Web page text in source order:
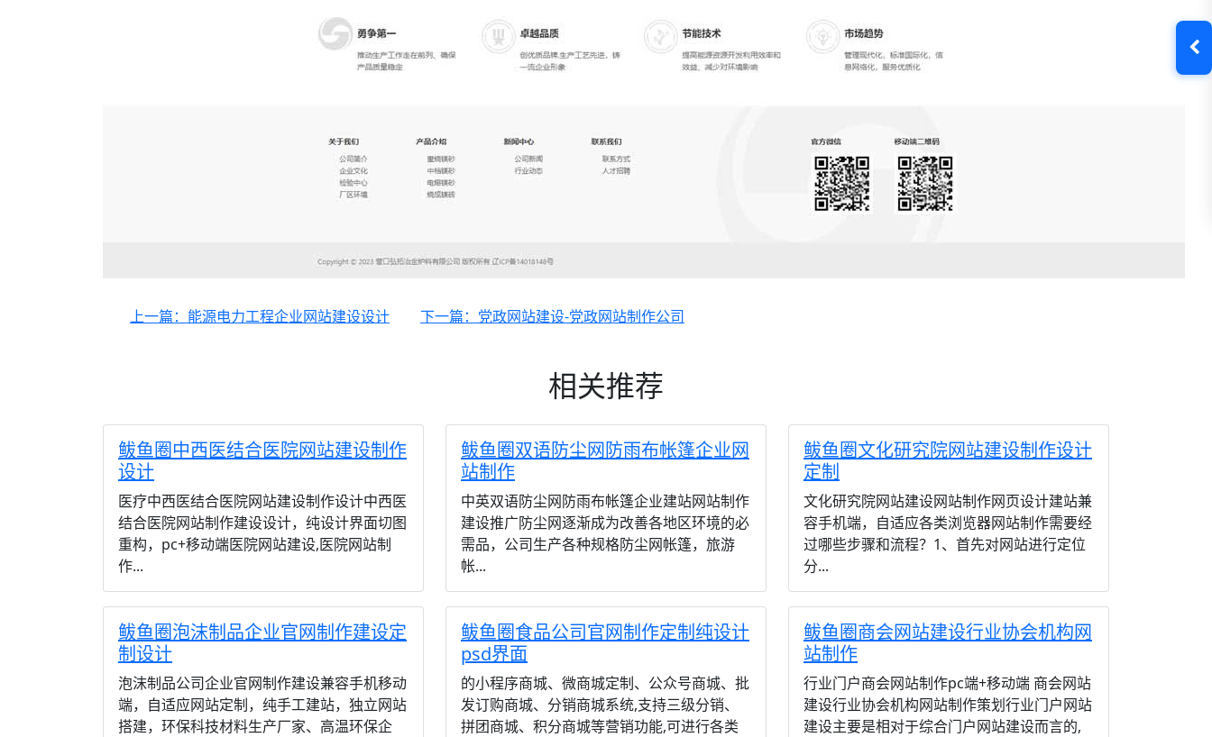
上一篇：能源电力工程企业网站建设设计 下一篇：党政网站建设-党政网站制作公司
相关推荐
鲅鱼圈中西医结合医院网站建设制作
设计
医疗中西医结合医院网站建设制作设计中西医
结合医院网站制作建设设计，纯设计界面切图
重构，pc+移动端医院网站建设,医院网站制
作...
鲅鱼圈双语防尘网防雨布帐篷企业网
站制作
中英双语防尘网防雨布帐篷企业建站网站制作
建设推广防尘网逐渐成为改善各地区环境的必
需品，公司生产各种规格防尘网帐篷，旅游
帐...
鲅鱼圈文化研究院网站建设制作设计
定制
文化研究院网站建设网站制作网页设计建站兼
容手机端，自适应各类浏览器网站制作需要经
过哪些步骤和流程？1、首先对网站进行定位
分...
鲅鱼圈泡沫制品企业官网制作建设定
制设计
泡沫制品公司企业官网制作建设兼容手机移动
端，自适应网站定制，纯手工建站，独立网站
搭建，环保科技材料生产厂家、高温环保企
鲅鱼圈食品公司官网制作定制纯设计
psd界面
的小程序商城、微商城定制、公众号商城、批
发订购商城、分销商城系统,支持三级分销、
拼团商城、积分商城等营销功能,可进行各类
鲅鱼圈商会网站建设行业协会机构网
站制作
行业门户商会网站制作pc端+移动端 商会网站
建设行业协会机构网站制作策划行业门户网站
建设主要是相对于综合门户网站建设而言的,